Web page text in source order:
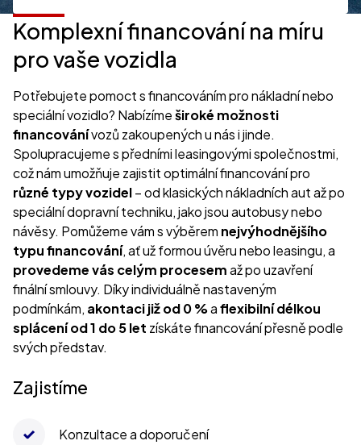
Komplexní financování na míru
pro vaše vozidla
Potřebujete pomoct s financováním pro nákladní nebo
speciální vozidlo? Nabízímeširoké možnosti
financovánívozů zakoupených u nás i jinde.
Spolupracujeme s předními leasingovými společnostmi,
což nám umožňuje zajistit optimální financování pro
různé typy vozidel– od klasických nákladních aut až po
speciální dopravní techniku, jako jsou autobusy nebo
návěsy. Pomůžeme vám s výběrem nejvýhodnějšího
typu financování, ať už formou úvěru nebo leasingu, a
provedeme vás celým procesemaž po uzavření
finální smlouvy. Díky individuálně nastaveným
podmínkám, akontaci již od 0 %aflexibilní délkou
splácení od 1 do 5 let získáte financování přesně podle
svých představ.
Zajistíme
Konzultace a doporučení